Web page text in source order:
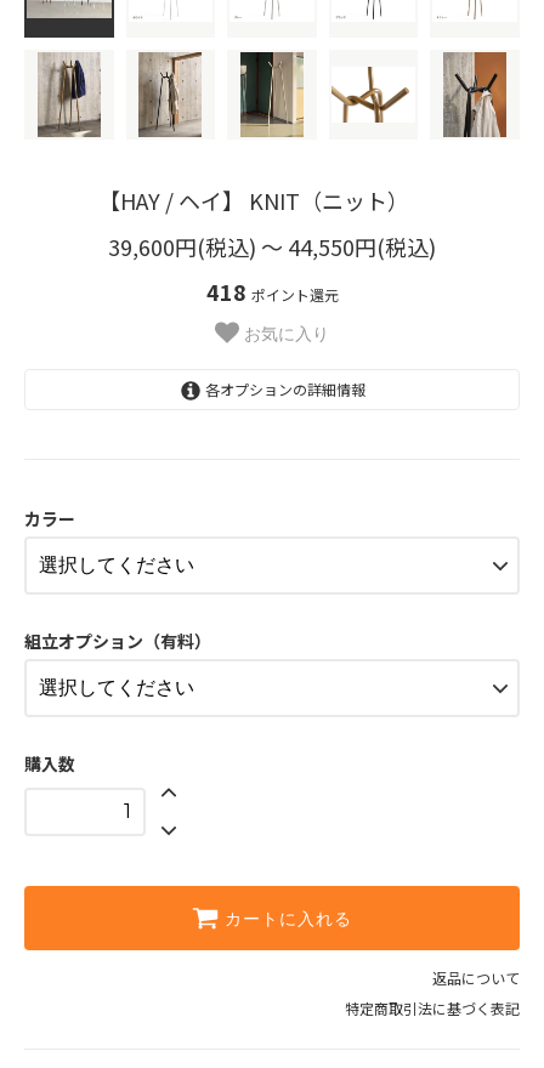
【HAY / ヘイ】 KNIT（ニット）
39,600円(税込) 〜 44,550円(税込)
418 ポイント還元
お気に入り
各オプションの詳細情報
トフィー
44,550円(税込)
カラー
組立オプション（有料）
購入数
カートに入れる
返品について
特定商取引法に基づく表記